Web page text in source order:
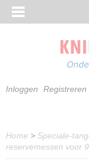
Inloggen Registreren
Home > Speciale-
reservemessen voor